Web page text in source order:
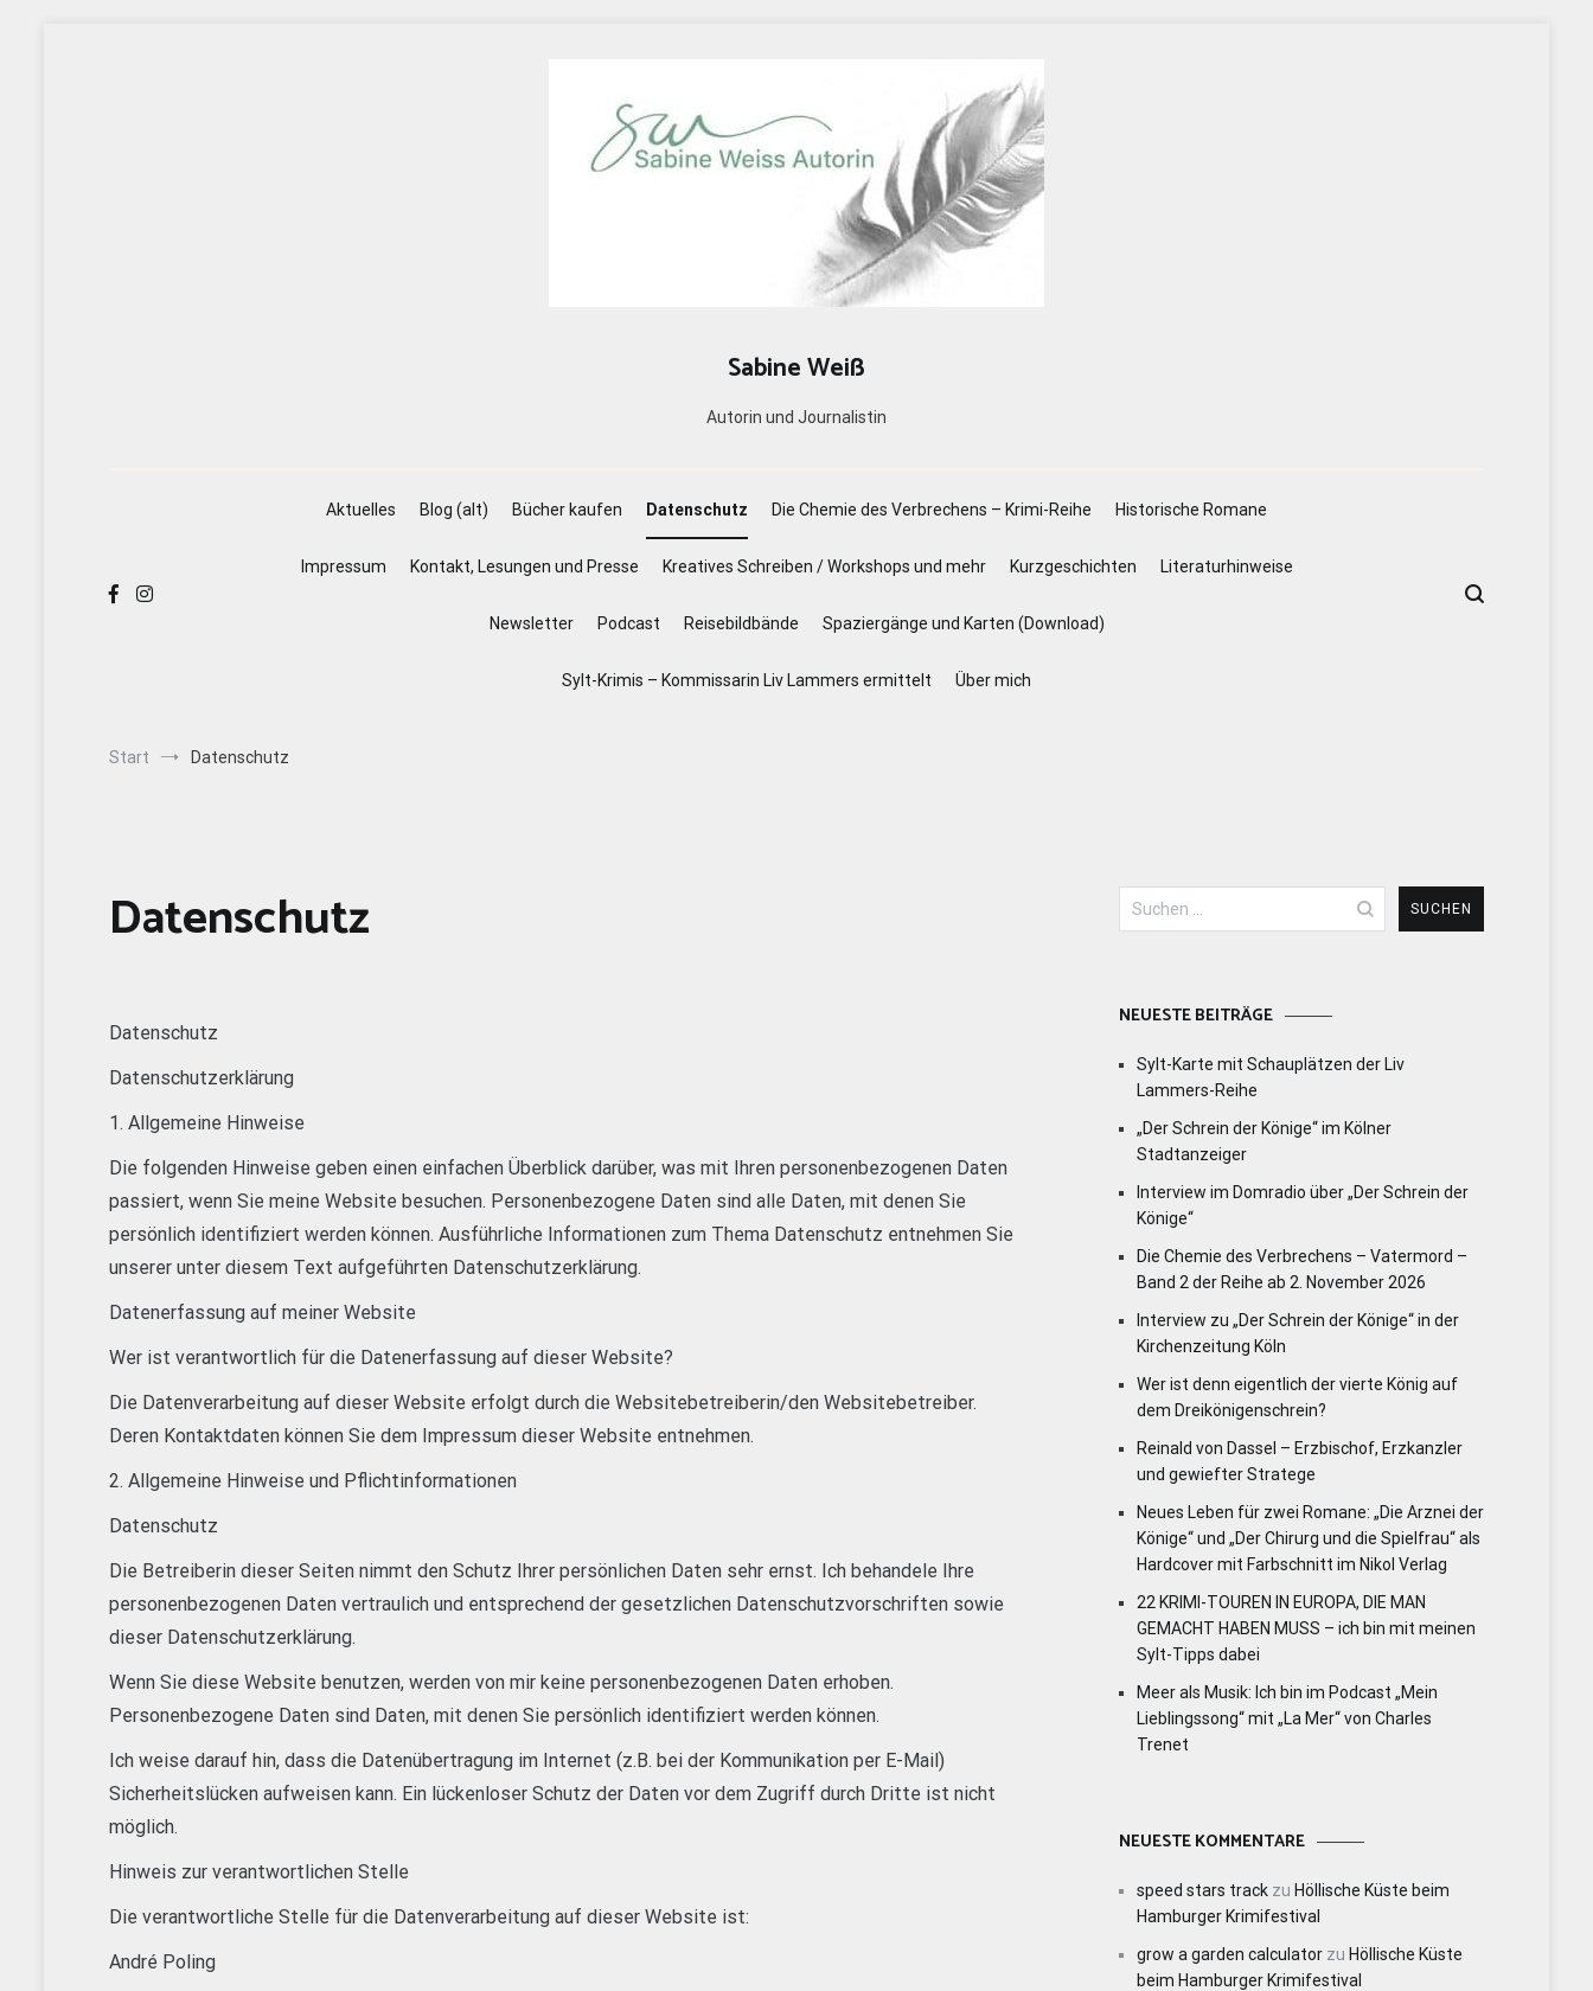
Sabine Weiß
Autorin und Journalistin
Aktuelles Blog (alt) Bücher kaufen Datenschutz Die Chemie des Verbrechens – Krimi-Reihe Historische Romane
Impressum Kontakt, Lesungen und Presse Kreatives Schreiben / Workshops und mehr Kurzgeschichten Literaturhinweise
Newsletter Podcast Reisebildbände Spaziergänge und Karten (Download)
Sylt-Krimis – Kommissarin Liv Lammers ermittelt Über mich
Start Datenschutz
Datenschutz
Datenschutz
Datenschutzerklärung
1. Allgemeine Hinweise
Die folgenden Hinweise geben einen einfachen Überblick darüber, was mit Ihren personenbezogenen Daten
passiert, wenn Sie meine Website besuchen. Personenbezogene Daten sind alle Daten, mit denen Sie
persönlich identifiziert werden können. Ausführliche Informationen zum Thema Datenschutz entnehmen Sie
unserer unter diesem Text aufgeführten Datenschutzerklärung.
Datenerfassung auf meiner Website
Wer ist verantwortlich für die Datenerfassung auf dieser Website?
Die Datenverarbeitung auf dieser Website erfolgt durch die Websitebetreiberin/den Websitebetreiber.
Deren Kontaktdaten können Sie dem Impressum dieser Website entnehmen.
2. Allgemeine Hinweise und Pflichtinformationen
Datenschutz
Die Betreiberin dieser Seiten nimmt den Schutz Ihrer persönlichen Daten sehr ernst. Ich behandele Ihre
personenbezogenen Daten vertraulich und entsprechend der gesetzlichen Datenschutzvorschriften sowie
dieser Datenschutzerklärung.
Wenn Sie diese Website benutzen, werden von mir keine personenbezogenen Daten erhoben.
Personenbezogene Daten sind Daten, mit denen Sie persönlich identifiziert werden können.
Ich weise darauf hin, dass die Datenübertragung im Internet (z.B. bei der Kommunikation per E-Mail)
Sicherheitslücken aufweisen kann. Ein lückenloser Schutz der Daten vor dem Zugriff durch Dritte ist nicht
möglich.
Hinweis zur verantwortlichen Stelle
Die verantwortliche Stelle für die Datenverarbeitung auf dieser Website ist:
André Poling
Suchen
nach:
NEUESTE BEITRÄGE
Sylt-Karte mit Schauplätzen der Liv
Lammers-Reihe
„Der Schrein der Könige“ im Kölner
Stadtanzeiger
Interview im Domradio über „Der Schrein der
Könige“
Die Chemie des Verbrechens – Vatermord –
Band 2 der Reihe ab 2. November 2026
Interview zu „Der Schrein der Könige“ in der
Kirchenzeitung Köln
Wer ist denn eigentlich der vierte König auf
dem Dreikönigenschrein?
Reinald von Dassel – Erzbischof, Erzkanzler
und gewiefter Stratege
Neues Leben für zwei Romane: „Die Arznei der
Könige“ und „Der Chirurg und die Spielfrau“ als
Hardcover mit Farbschnitt im Nikol Verlag
22 KRIMI-TOUREN IN EUROPA, DIE MAN
GEMACHT HABEN MUSS – ich bin mit meinen
Sylt-Tipps dabei
Meer als Musik: Ich bin im Podcast „Mein
Lieblingssong“ mit „La Mer“ von Charles
Trenet
NEUESTE KOMMENTARE
speed stars track zu Höllische Küste beim
Hamburger Krimifestival
grow a garden calculator zu Höllische Küste
beim Hamburger Krimifestival